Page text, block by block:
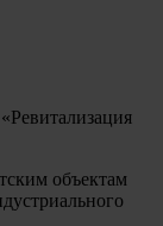
объектам